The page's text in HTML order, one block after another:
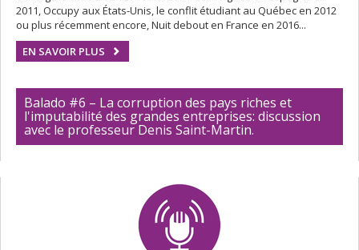
2011, Occupy aux États-Unis, le conflit étudiant au Québec en 2012
ou plus récemment encore, Nuit debout en France en 2016...
EN SAVOIR PLUS
Balado #6 – La corruption des pays riches et
l'imputabilité des grandes entreprises: discussion
avec le professeur Denis Saint-Martin.